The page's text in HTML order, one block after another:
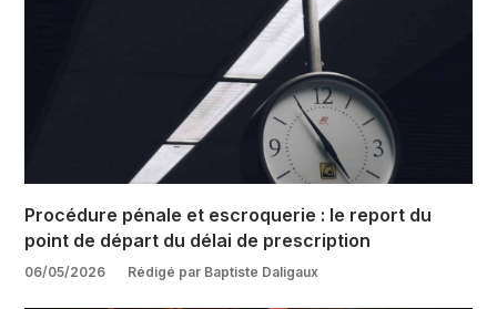
Procédure pénale et escroquerie : le report du
point de départ du délai de prescription
06/05/2026 Rédigé par Baptiste Daligaux